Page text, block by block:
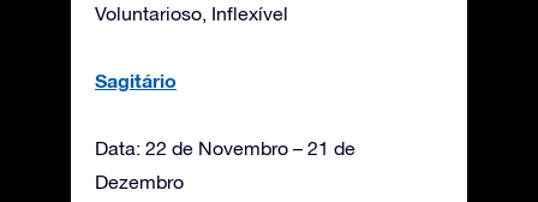
Voluntarioso, Inflexível
Sagitário
Data: 22 de Novembro – 21 de
Dezembro